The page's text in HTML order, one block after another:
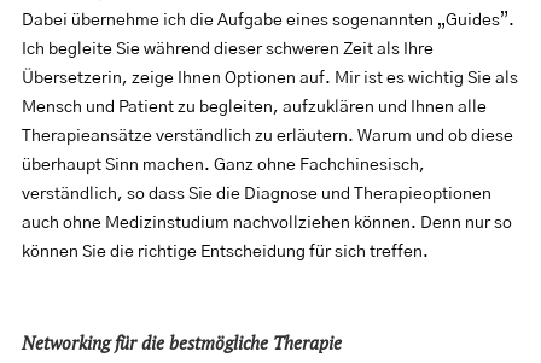
Dabei übernehme ich die Aufgabe eines sogenannten „Guides”.
Ich begleite Sie während dieser schweren Zeit als Ihre
Übersetzerin, zeige Ihnen Optionen auf. Mir ist es wichtig Sie als
Mensch und Patient zu begleiten, aufzuklären und Ihnen alle
Therapieansätze verständlich zu erläutern. Warum und ob diese
überhaupt Sinn machen. Ganz ohne Fachchinesisch,
verständlich, so dass Sie die Diagnose und Therapieoptionen
auch ohne Medizinstudium nachvollziehen können. Denn nur so
können Sie die richtige Entscheidung für sich treffen.
Networking für die bestmögliche Therapie